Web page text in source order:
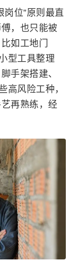
岗位”原则最直
，也只能被
如工地门
型工具整理
手架搭建、
高风险工种，
再熟练，经